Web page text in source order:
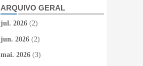
ARQUIVO GERAL
jul. 2026 (2)
jun. 2026 (2)
mai. 2026 (3)